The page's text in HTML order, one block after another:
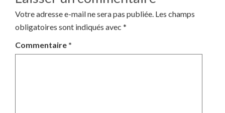
Votre adresse e-mail ne sera pas publiée. Les champs
obligatoires sont indiqués avec *
Commentaire *